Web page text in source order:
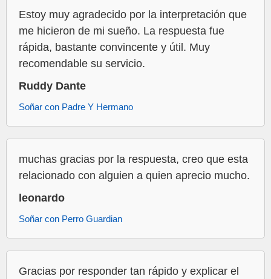
Estoy muy agradecido por la interpretación que
me hicieron de mi sueño. La respuesta fue
rápida, bastante convincente y útil. Muy
recomendable su servicio.
Ruddy Dante
Soñar con Padre Y Hermano
muchas gracias por la respuesta, creo que esta
relacionado con alguien a quien aprecio mucho.
leonardo
Soñar con Perro Guardian
Gracias por responder tan rápido y explicar el